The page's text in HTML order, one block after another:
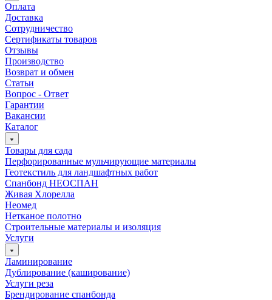
Оплата
Доставка
Сотрудничество
Сертификаты товаров
Отзывы
Производство
Возврат и обмен
Статьи
Вопрос - Ответ
Гарантии
Вакансии
Каталог
Товары для сада
Перфорированные мульчирующие материалы
Геотекстиль для ландшафтных работ
Спанбонд НЕОСПАН
Живая Хлорелла
Нeомед
Нетканое полотно
Строительные материалы и изоляция
Услуги
Ламинирование
Дублирование (каширование)
Услуги реза
Брендирование спанбонда